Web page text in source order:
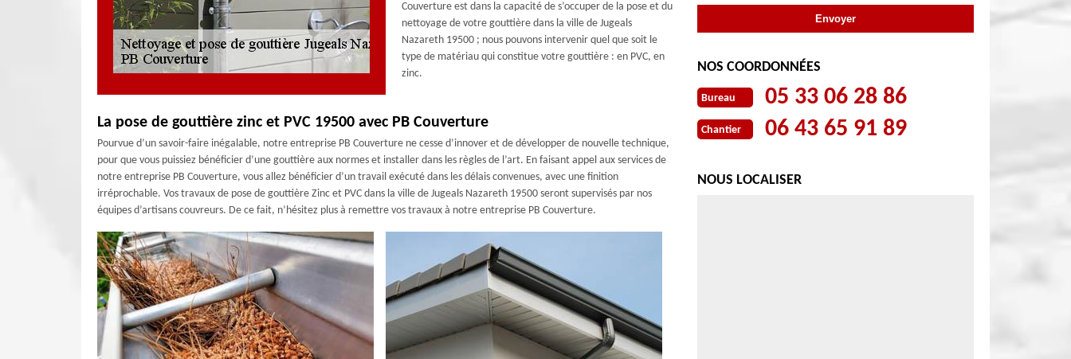
Couverture est dans la capacité de s’occuper de la pose et du
nettoyage de votre gouttière dans la ville de Jugeals
Nazareth 19500 ; nous pouvons intervenir quel que soit le
type de matériau qui constitue votre gouttière : en PVC, en
zinc.
La pose de gouttière zinc et PVC 19500 avec PB Couverture
Pourvue d’un savoir-faire inégalable, notre entreprise PB Couverture ne cesse d’innover et de développer de nouvelle technique,
pour que vous puissiez bénéficier d’une gouttière aux normes et installer dans les règles de l’art. En faisant appel aux services de
notre entreprise PB Couverture, vous allez bénéficier d’un travail exécuté dans les délais convenues, avec une finition
irréprochable. Vos travaux de pose de gouttière Zinc et PVC dans la ville de Jugeals Nazareth 19500 seront supervisés par nos
équipes d’artisans couvreurs. De ce fait, n’hésitez plus à remettre vos travaux à notre entreprise PB Couverture.
NOS COORDONNÉES
Bureau 05 33 06 28 86
Chantier 06 43 65 91 89
NOUS LOCALISER